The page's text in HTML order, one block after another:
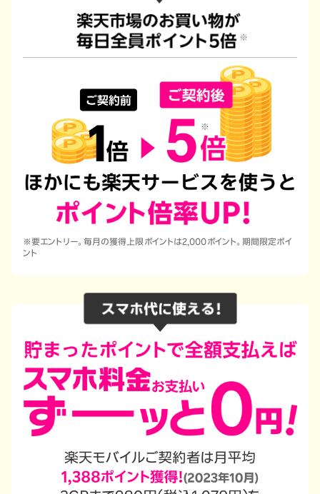
※要エントリー。毎月の獲得上限ポイントは2,000ポイント。期間限定ポイ
ント